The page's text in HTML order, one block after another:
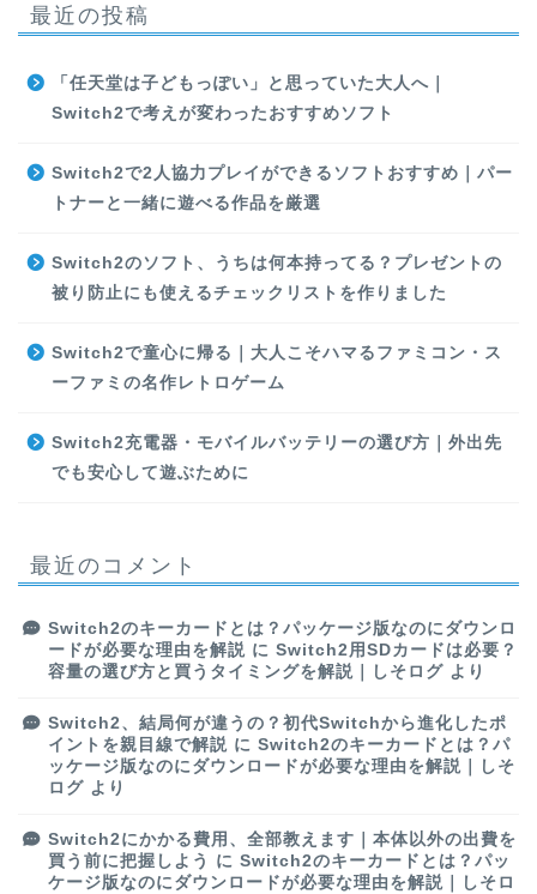
最近の投稿
「任天堂は子どもっぽい」と思っていた大人へ｜
Switch2で考えが変わったおすすめソフト
Switch2で2人協力プレイができるソフトおすすめ｜パー
トナーと一緒に遊べる作品を厳選
Switch2のソフト、うちは何本持ってる？プレゼントの
被り防止にも使えるチェックリストを作りました
Switch2で童心に帰る｜大人こそハマるファミコン・ス
ーファミの名作レトロゲーム
Switch2充電器・モバイルバッテリーの選び方｜外出先
でも安心して遊ぶために
最近のコメント
Switch2のキーカードとは？パッケージ版なのにダウンロ
ードが必要な理由を解説 に Switch2用SDカードは必要？
容量の選び方と買うタイミングを解説｜しそログ より
Switch2、結局何が違うの？初代Switchから進化したポ
イントを親目線で解説 に Switch2のキーカードとは？パ
ッケージ版なのにダウンロードが必要な理由を解説｜しそ
ログ より
Switch2にかかる費用、全部教えます｜本体以外の出費を
買う前に把握しよう
に Switch2のキーカードとは？パッ
ケージ版なのにダウンロードが必要な理由を解説｜しそロ